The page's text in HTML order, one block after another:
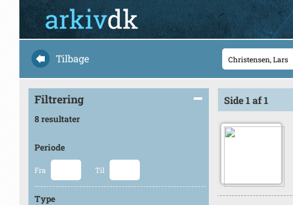
Tilbage
Filtrering
8 resultater
Periode
Fra Til
Type
Side 1 af 1